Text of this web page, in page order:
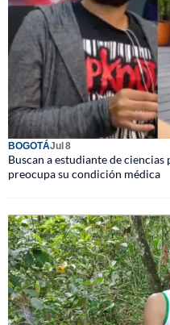
BOGOTÁJul 8
Buscan a estudiante de
preocupa su condición médica